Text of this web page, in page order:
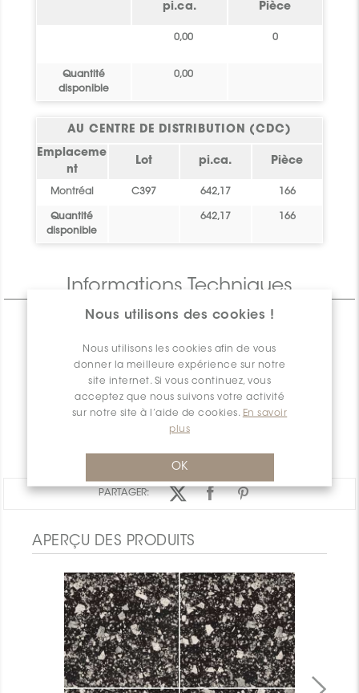
Nous utilisons des cookies !
Nous utilisons les cookies afin de vous
donner la meilleure expérience sur notre
site internet. Si vous continuez, vous
acceptez que nous suivons votre activité
sur notre site à l’aide de cookies. En savoir
plus
OK
pi.ca. Pièce
0,00 0
Quantité
disponible
0,00
AU CENTRE DE DISTRIBUTION (CDC)
Emplaceme
nt
Lot pi.ca. Pièce
Montréal C397 642,17 166
Quantité
disponible
642,17 166
Informations Techniques
SPÉCIFICATIONS
INSTALLATION ET MAINTENANCE
INFORMATION D'EMBALLAGE
GARANTIE
PARTAGER:
APERÇU DES PRODUITS